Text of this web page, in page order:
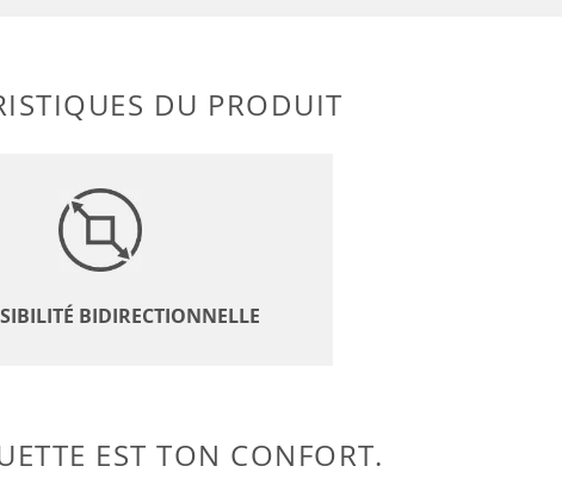
DU PRODUIT
BIDIRECTIONNELLE
EST TON CONFORT.